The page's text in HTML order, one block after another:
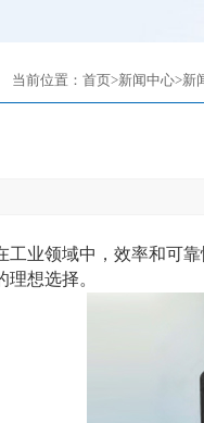
当前位置： 首页>新闻中心>新
领域中，效率和可靠
理想选择。